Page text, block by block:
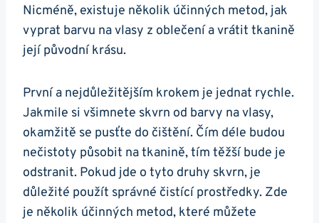
Nicméně, existuje několik účinných metod, jak
vyprat barvu na vlasy z oblečení a vrátit tkanině
její původní krásu.
První a nejdůležitějším krokem je jednat rychle.
Jakmile si všimnete skvrn od barvy na vlasy,
okamžitě se pusťte do čištění. Čím déle budou
nečistoty působit na tkanině, tím těžší bude je
odstranit. Pokud jde o tyto druhy skvrn, je
důležité použít správné čistící prostředky. Zde
je několik účinných metod, které můžete